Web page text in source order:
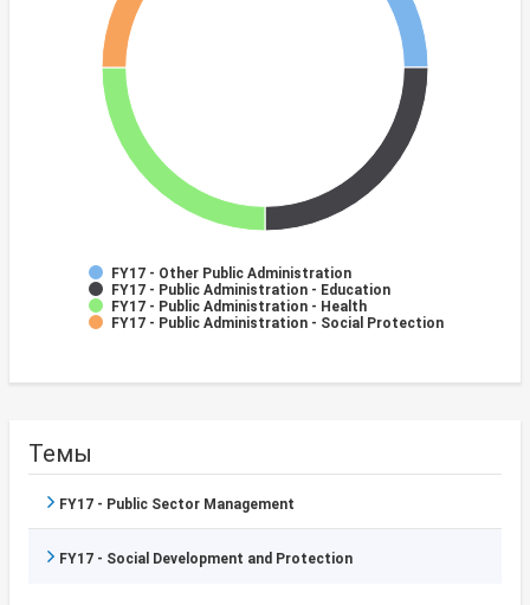
FY17 - Other Public Administration
FY17 - Public Administration - Education
FY17 - Public Administration - Health
FY17 - Public Administration - Social Protection
Темы
FY17 - Public Sector Management
FY17 - Social Development and Protection